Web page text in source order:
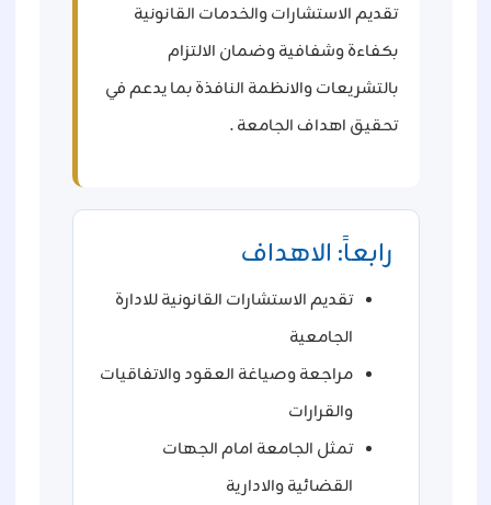
تقديم الاستشارات والخدمات القانونية
بكفاءة وشفافية وضمان الالتزام
بالتشريعات والانظمة النافذة بما يدعم في
تحقيق اهداف الجامعة .
رابعاً: الاهداف
تقديم الاستشارات القانونية للادارة
الجامعية
مراجعة وصياغة العقود والاتفاقيات
والقرارات
تمثل الجامعة امام الجهات
القضائية والادارية